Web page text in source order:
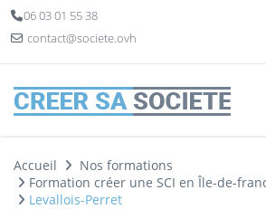
06 03 01 55 38
contact@societe.ovh
Accueil
Nos formations
Formation créer une SCI en Île-de-
Levallois-Perret
Panneau de gestion des cookies